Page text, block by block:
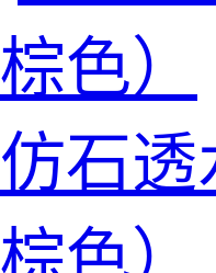
仿石透